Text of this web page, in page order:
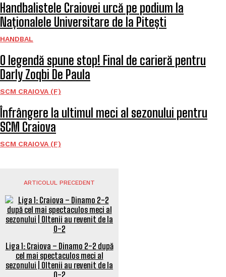
Handbalistele Craiovei urcă pe podium la
Naționalele Universitare de la Pitești
HANDBAL
O legendă spune stop! Final de carieră pentru
Darly Zoqbi De Paula
SCM CRAIOVA (F)
Înfrângere la ultimul meci al sezonului pentru
SCM Craiova
SCM CRAIOVA (F)
ARTICOLUL PRECEDENT
Liga 1: Craiova – Dinamo 2-2 după
cel mai spectaculos meci al
sezonului | Oltenii au revenit de la
0-2